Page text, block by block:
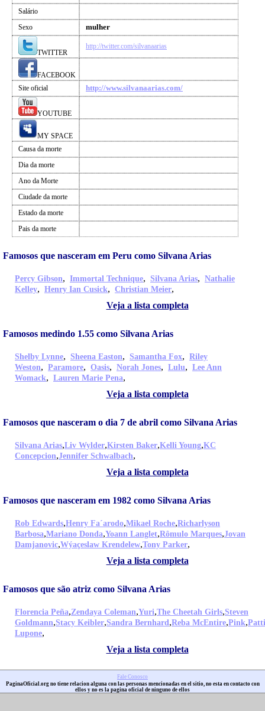
Salário
Sexo
mulher
TWITTER
http://twitter.com/silvanaarias
FACEBOOK
Site oficial
http://www.silvanaarias.com/
YOUTUBE
MY SPACE
Causa da morte
Dia da morte
Ano da Morte
Ciudade da morte
Estado da morte
Pais da morte
Famosos que nasceram em Peru como Silvana Arias
Percy Gibson, Immortal Technique, Silvana Arias, Nathalie
Kelley, Henry Ian Cusick, Christian Meier,
Veja a lista completa
Famosos medindo 1.55 como Silvana Arias
Shelby Lynne, Sheena Easton, Samantha Fox, Riley
Weston, Paramore, Oasis, Norah Jones, Lulu, Lee Ann
Womack, Lauren Marie Pena,
Veja a lista completa
Famosos que nasceram o dia 7 de abril como Silvana Arias
Silvana Arias,Liv Wylder,Kirsten Baker,Kelli Young,KC
Concepcion,Jennifer Schwalbach,
Veja a lista completa
Famosos que nasceram em 1982 como Silvana Arias
Rob Edwards,Henry Fa´arodo,Mikael Roche,Richarlyson
Barbosa,Mariano Donda,Yoann Langlet,Rômulo Marques,Jovan
Damjanovic,Wýaçeslaw Krendelew,Tony Parker,
Veja a lista completa
Famosos que são atriz como Silvana Arias
Florencia Peña,Zendaya Coleman,Yuri,The Cheetah Girls,Steven
Goldmann,Stacy Keibler,Sandra Bernhard,Reba McEntire,Pink,Patti
Lupone,
Veja a lista completa
Fale Conosco
PaginaOficial.org no tiene relacion alguna con las personas mencionadas en el sitio, no esta en contacto con
ellos y no es la pagina oficial de ninguno de ellos